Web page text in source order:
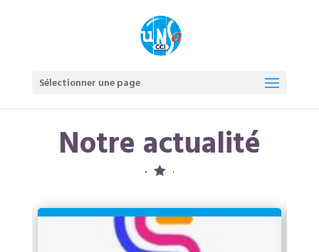
Sélectionner une page
Notre actualité
